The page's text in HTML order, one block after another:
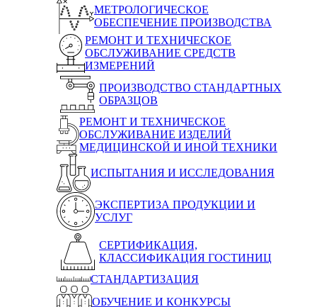
МЕТРОЛОГИЧЕСКОЕ
ОБЕСПЕЧЕНИЕ ПРОИЗВОДСТВА
РЕМОНТ И ТЕХНИЧЕСКОЕ
ОБСЛУЖИВАНИЕ СРЕДСТВ
ИЗМЕРЕНИЙ
ПРОИЗВОДСТВО СТАНДАРТНЫХ
ОБРАЗЦОВ
РЕМОНТ И ТЕХНИЧЕСКОЕ
ОБСЛУЖИВАНИЕ ИЗДЕЛИЙ
МЕДИЦИНСКОЙ И ИНОЙ ТЕХНИКИ
ИСПЫТАНИЯ И ИССЛЕДОВАНИЯ
ЭКСПЕРТИЗА ПРОДУКЦИИ И
УСЛУГ
СЕРТИФИКАЦИЯ,
КЛАССИФИКАЦИЯ ГОСТИНИЦ
СТАНДАРТИЗАЦИЯ
ОБУЧЕНИЕ И КОНКУРСЫ